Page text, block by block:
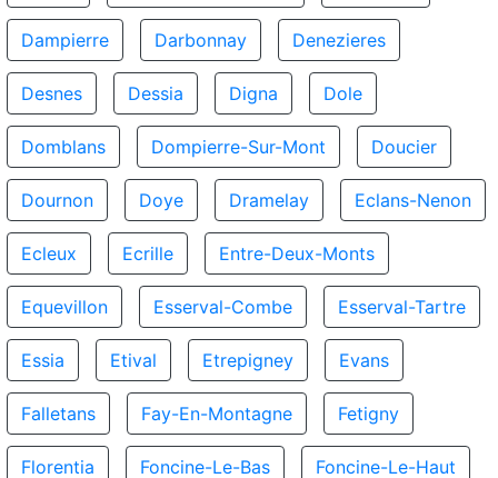
Dampierre Darbonnay Denezieres
Desnes Dessia Digna Dole
Domblans Dompierre-Sur-Mont Doucier
Dournon Doye Dramelay Eclans-Nenon
Ecleux Ecrille Entre-Deux-Monts
Equevillon Esserval-Combe Esserval-Tartre
Essia Etival Etrepigney Evans
Falletans Fay-En-Montagne Fetigny
Florentia Foncine-Le-Bas Foncine-Le-Haut